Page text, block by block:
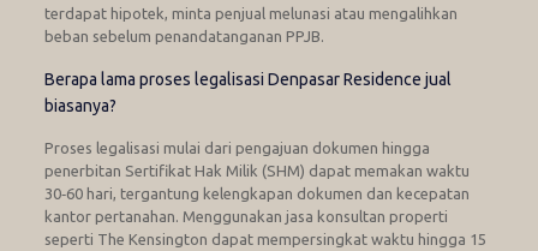
terdapat hipotek, minta penjual melunasi atau mengalihkan
beban sebelum penandatanganan PPJB.
Berapa lama proses legalisasi Denpasar Residence jual
biasanya?
Proses legalisasi mulai dari pengajuan dokumen hingga
penerbitan Sertifikat Hak Milik (SHM) dapat memakan waktu
30‑60 hari, tergantung kelengkapan dokumen dan kecepatan
kantor pertanahan. Menggunakan jasa konsultan properti
seperti The Kensington dapat mempersingkat waktu hingga 15